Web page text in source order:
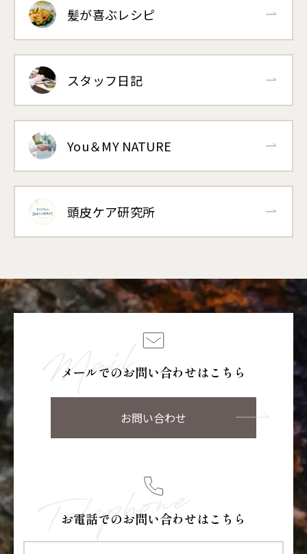
髪が喜ぶレシピ
スタッフ日記
You＆MY NATURE
頭皮ケア研究所
メールでのお問い合わせはこちら
お問い合わせ
お電話でのお問い合わせはこちら